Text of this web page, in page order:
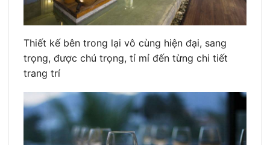
Thiết kế bên trong lại vô cùng hiện đại, sang
trọng, được chú trọng, tỉ mỉ đến từng chi tiết
trang trí